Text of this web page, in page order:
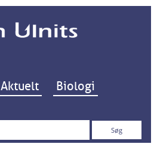
Hop til indhold
Aktuelt Biologi